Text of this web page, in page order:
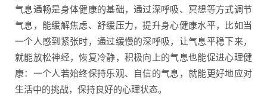
气息通畅是身体健康的基础，通过深呼吸、冥想等方式调节
气息，能缓解焦虑、舒缓压力，提升身心健康水平，比如当
一个人感到紧张时，通过缓慢的深呼吸，让气息平稳下来，
就能放松神经，恢复冷静，积极向上的气息也能促进心理健
康：一个人若始终保持乐观、自信的气息，就能更好地应对
生活中的挑战，保持良好的心理状态。